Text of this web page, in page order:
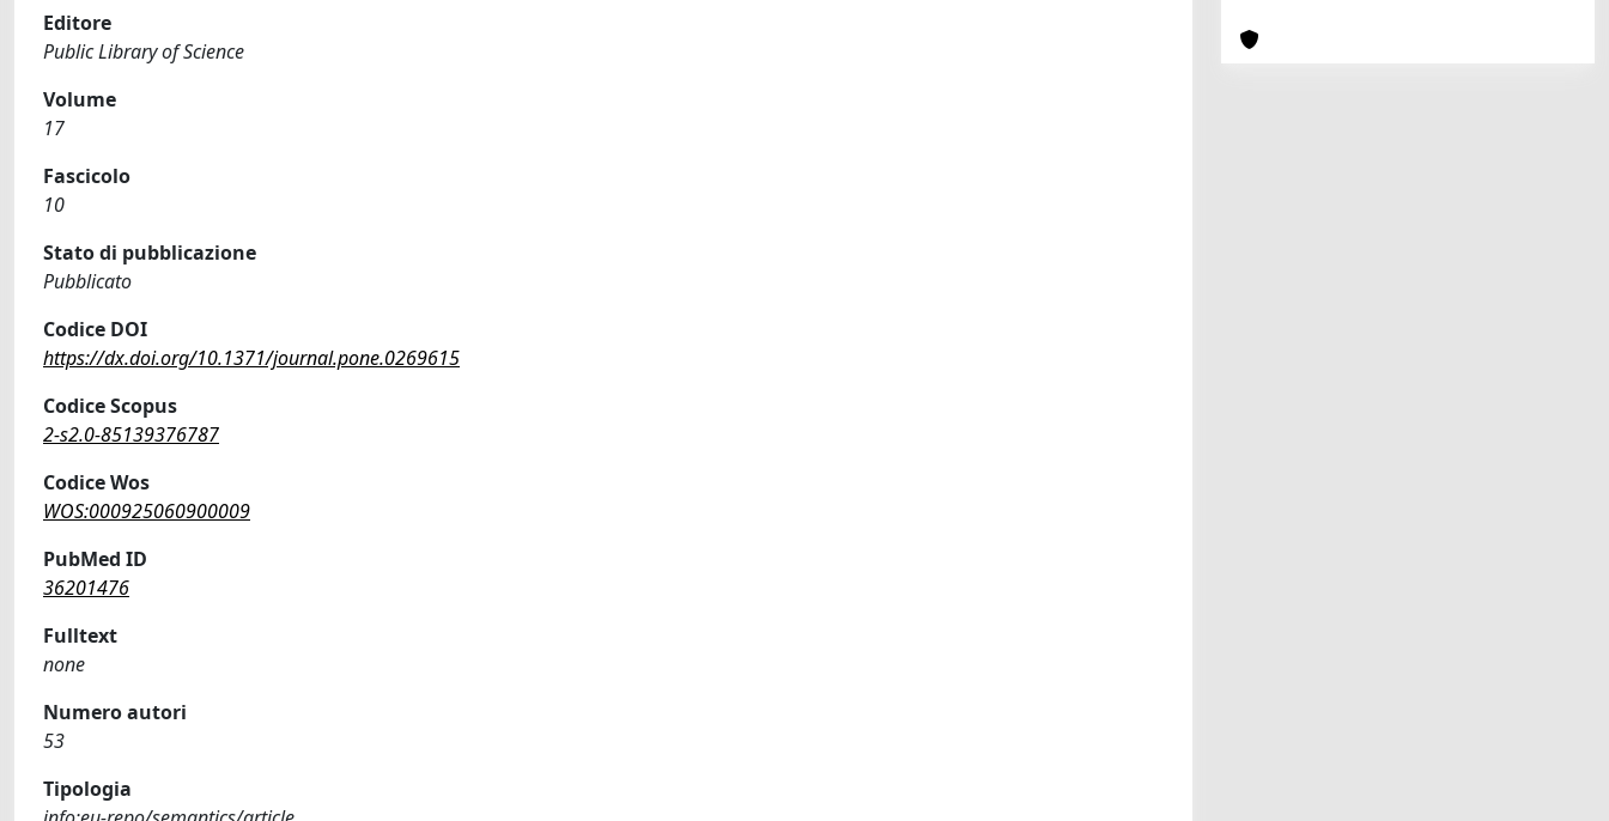
Editore
Public Library of Science
Volume
17
Fascicolo
10
Stato di pubblicazione
Pubblicato
Codice DOI
https://dx.doi.org/10.1371/journal.pone.0269615
Codice Scopus
2-s2.0-85139376787
Codice Wos
WOS:000925060900009
PubMed ID
36201476
Fulltext
none
Numero autori
53
Tipologia